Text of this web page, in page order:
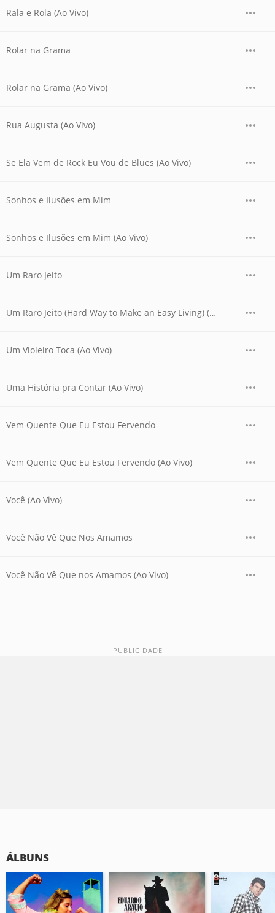
Rala e Rola (Ao Vivo)
Rolar na Grama
Rolar na Grama (Ao Vivo)
Rua Augusta (Ao Vivo)
Se Ela Vem de Rock Eu Vou de Blues (Ao Vivo)
Sonhos e Ilusões em Mim
Sonhos e Ilusões em Mim (Ao Vivo)
Um Raro Jeito
Um Raro Jeito (Hard Way to Make an Easy Living) (Ao Vivo)
Um Violeiro Toca (Ao Vivo)
Uma História pra Contar (Ao Vivo)
Vem Quente Que Eu Estou Fervendo
Vem Quente Que Eu Estou Fervendo (Ao Vivo)
Você (Ao Vivo)
Você Não Vê Que Nos Amamos
Você Não Vê Que nos Amamos (Ao Vivo)
ÁLBUNS